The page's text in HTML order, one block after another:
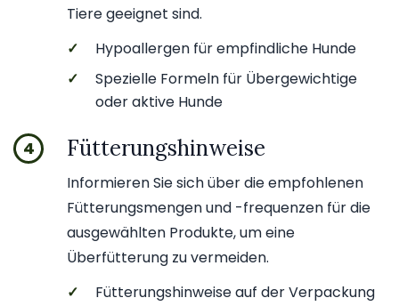
Tiere geeignet sind.
✓
Hypoallergen für empfindliche Hunde
✓
Spezielle Formeln für Übergewichtige
oder aktive Hunde
4 Fütterungshinweise
Informieren Sie sich über die empfohlenen
Fütterungsmengen und -frequenzen für die
ausgewählten Produkte, um eine
Überfütterung zu vermeiden.
✓
Fütterungshinweise auf der Verpackung